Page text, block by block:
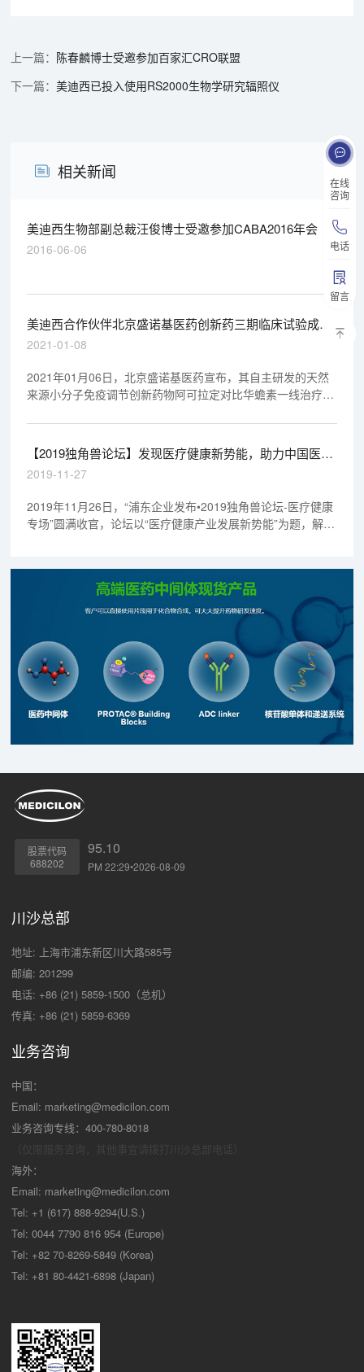
在线
咨询
电话
留言
陈春麟博士受邀参加百家汇CRO联盟
美迪西已投入使用RS2000生物学研究辐照仪
相关新闻
美迪西生物部副总裁汪俊博士受邀参加CABA2016年会
2016-06-06
美迪西合作伙伴北京盛诺基医药创新药三期临床试验成
功！
2021-01-08
2021年01月06日，北京盛诺基医药宣布，其自主研发的天然
来源小分子免疫调节创新药物阿可拉定对比华蟾素一线治疗晚
双模拟、全国多中心的III期临床试验，由独立数据监察委员会
（IDMC）判定晚期患者富集人群达到了预设的主要研究终
点，试验获得成功。
【2019独角兽论坛】发现医疗健康新势能，助力中国医药
创新速度
2019-11-27
2019年11月26日，“浦东企业发布•2019独角兽论坛-医疗健康
专场”圆满收官，论坛以“医疗健康产业发展新势能”为题，解读
股票代码
688202
95.10
PM 22:29•2026-08-09
川沙总部
地址: 上海市浦东新区川大路585号
邮编: 201299
电话: +86 (21) 5859-1500（总机）
传真: +86 (21) 5859-6369
业务咨询
中国：
Email: marketing@medicilon.com
业务咨询专线：400-780-8018
海外：
Email: marketing@medicilon.com
Tel: +1 (617) 888-9294(U.S.)
Tel: 0044 7790 816 954 (Europe)
Tel: +82 70-8269-5849 (Korea)
Tel: +81 80-4421-6898 (Japan)